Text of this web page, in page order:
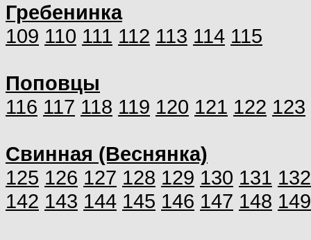
Гребенинка
109 110 111 112 113 114 115
Поповцы
116 117 118 119 120 121 122 123
Свинная (Веснянка)
125 126 127 128 129 130 131 132
142 143 144 145 146 147 148 149